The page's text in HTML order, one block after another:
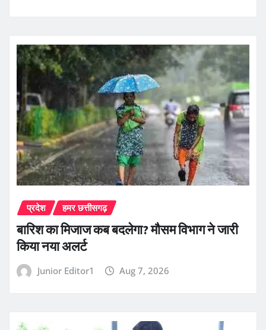
प्रदेश हमर छत्तीसगढ़
बारिश का मिजाज कब बदलेगा? मौसम विभाग ने जारी
किया नया अलर्ट
Junior Editor1 Aug 7, 2026